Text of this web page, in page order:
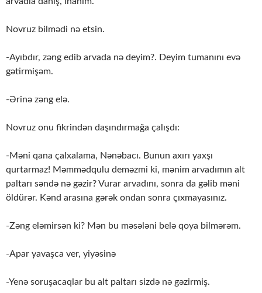
Novruz bilmədi nə etsin.
-Ayıbdır, zəng edib arvada nə deyim?. Deyim tumanını evə
gətirmişəm.
-Ərinə zəng elə.
Novruz onu fikrindən daşındırmağa çalışdı:
-Məni qana çalxalama, Nənəbacı. Bunun axırı yaxşı
qurtarmaz! Məmmədqulu deməzmi ki, mənim arvadımın alt
paltarı səndə nə gəzir? Vurar arvadını, sonra da gəlib məni
öldürər. Kənd arasına gərək ondan sonra çıxmayasınız.
-Zəng eləmirsən ki? Mən bu məsələni belə qoya bilmərəm.
-Apar yavaşca ver, yiyəsinə
-Yenə soruşacaqlar bu alt paltarı sizdə nə gəzirmiş.